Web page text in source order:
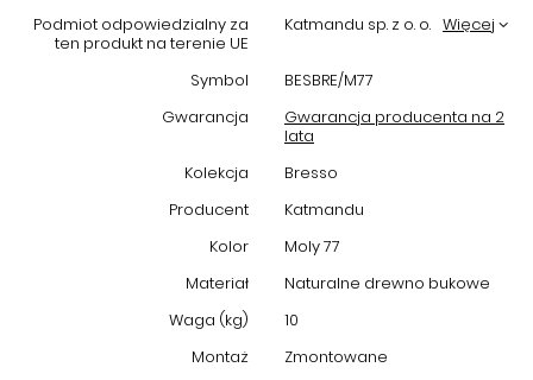
Dzięki wysokim standardom produkcji
styl. Łatwy montaż oraz lekka konstrukcja pozwalają na
swobodne przemieszczanie i aranżowanie przestrzeni według
indywidualnych potrzeb. Wybierz sprawdzony i elegancki mebel,
szlachetnym, jasnoszarym kolorem.
Podmiot odpowiedzialny za
ten produkt na terenie UE
Katmandu sp. z o. o. Więcej
Symbol
BESBRE/M77
Gwarancja
Gwarancja producenta na 2
lata
Kolekcja
Bresso
Producent
Katmandu
Kolor
Moly 77
Materiał
Naturalne drewno bukowe
Waga (kg)
10
Montaż
Zmontowane